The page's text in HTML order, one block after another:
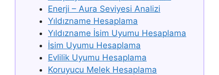
Enerji – Aura Seviyesi Analizi
Yıldızname Hesaplama
Yıldızname İsim Uyumu Hesaplama
İsim Uyumu Hesaplama
Evlilik Uyumu Hesaplama
Koruyucu Melek Hesaplama